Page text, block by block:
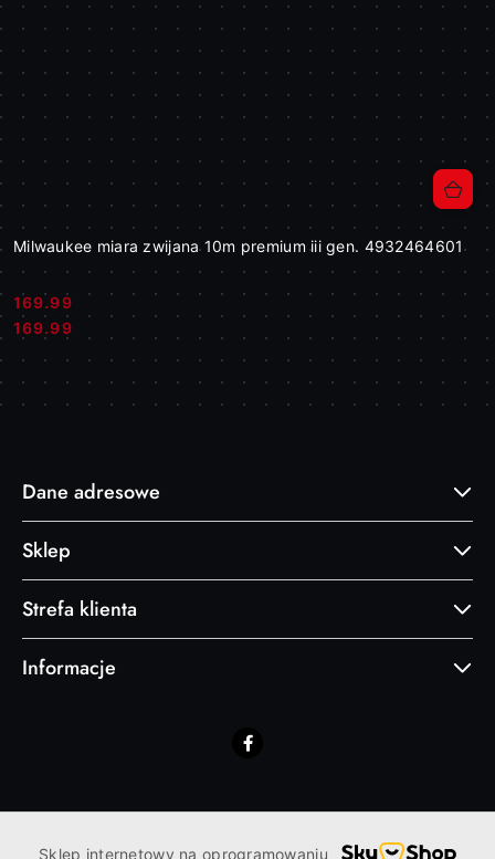
Milwaukee miara zwijana 10m premium iii gen. 4932464601
Cena:
169.99
Cena:
169.99
Dane adresowe
Sklep
Strefa klienta
Informacje
Sklep internetowy na oprogramowaniu